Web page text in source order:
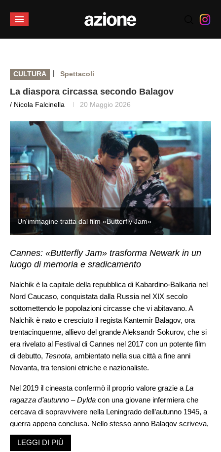
CULTURA | Spettacoli
La diaspora circassa secondo Balagov
/ Nicola Falcinella 20 Maggio 2026
Un'immagine tratta dal film «Butterfly Jam»
Cannes: «Butterfly Jam» trasforma Newark in un
luogo di memoria e sradicamento
Nalchik è la capitale della repubblica di Kabardino-Balkaria nel
Nord Caucaso, conquistata dalla Russia nel XIX secolo
sottomettendo le popolazioni circasse che vi abitavano. A
Nalchik è nato e cresciuto il regista Kantemir Balagov, ora
trentacinquenne, allievo del grande Aleksandr Sokurov, che si
era rivelato al Festival di Cannes nel 2017 con un potente film
di debutto, Tesnota, ambientato nella sua città a fine anni
Novanta, tra tensioni etniche e nazionaliste.
Nel 2019 il cineasta confermò il proprio valore grazie a La
ragazza d’autunno – Dylda con una giovane infermiera che
cercava di sopravvivere nella Leningrado dell’autunno 1945, a
guerra appena conclusa. Nello stesso anno Balagov scriveva,
insieme alla fida sceneggiatrice Maria Stepnova, una storia
collocata nella regione natale: «Poi è iniziata l’operazione
LEGGI DI PIÙ